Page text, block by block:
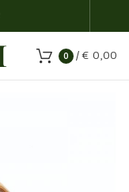
0 /€ 0,00